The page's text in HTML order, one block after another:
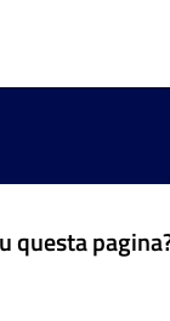
questa